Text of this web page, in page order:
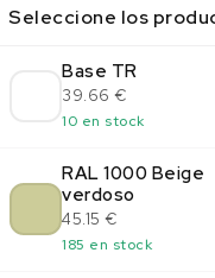
Seleccione los
Base TR
39.66 €
10 en stock
RAL 1000 Beige
verdoso
45.15 €
185 en stock